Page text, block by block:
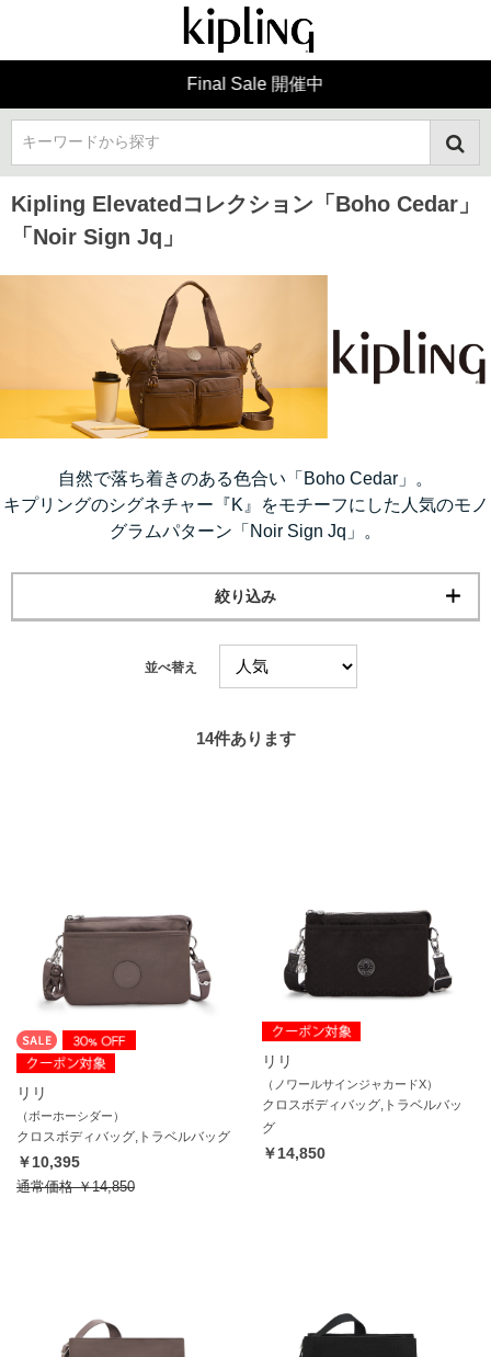
Final Sale 開催中
キーワードから探す
Kipling Elevatedコレクション「Boho Cedar」
「Noir Sign Jq」
自然で落ち着きのある色合い「Boho Cedar」。
キプリングのシグネチャー『K』をモチーフにした人気のモノ
グラムパターン「Noir Sign Jq」。
絞り込み
並べ替え
14件あります
リリ
（ボーホーシダー）
クロスボディバッグ,トラベルバッグ
￥10,395
通常価格￥14,850
リリ
（ノワールサインジャカードX）
クロスボディバッグ,トラベルバッ
グ
￥14,850